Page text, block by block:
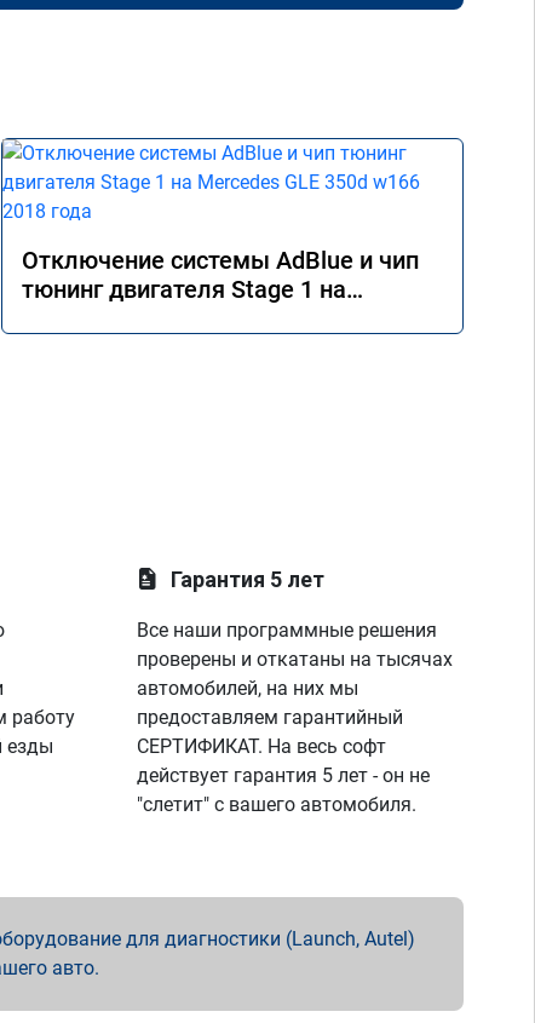
Отключение системы AdBlue и чип
тюнинг двигателя Stage 1 на
работу
езды
Гарантия 5 лет
Все наши программные решения
проверены и откатаны на тысячах
автомобилей, на них мы
предоставляем гарантийный
СЕРТИФИКАТ. На весь софт
действует гарантия 5 лет - он не
"слетит" с вашего автомобиля.
для диагностики (Launch, Autel)
авто.